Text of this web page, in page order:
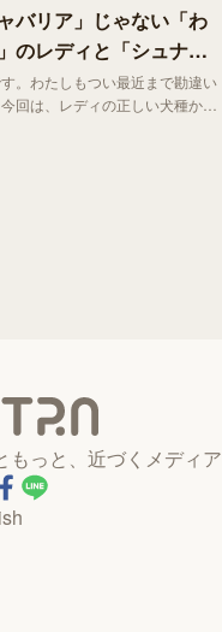
バリア」じゃない「わ
のレディと「シュナ」
ンプ
。わたしもつい最近まで勘違い
回は、レディの正しい犬種から
もっと、近づくメディア